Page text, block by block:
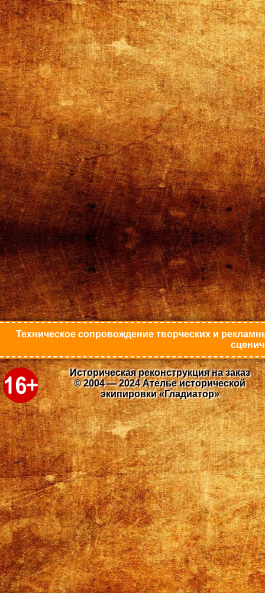
Техническое сопровождение творческих и
Историческая реконструкция на заказ
© 2004 — 2024 Ателье исторической
экипировки «Гладиатор»